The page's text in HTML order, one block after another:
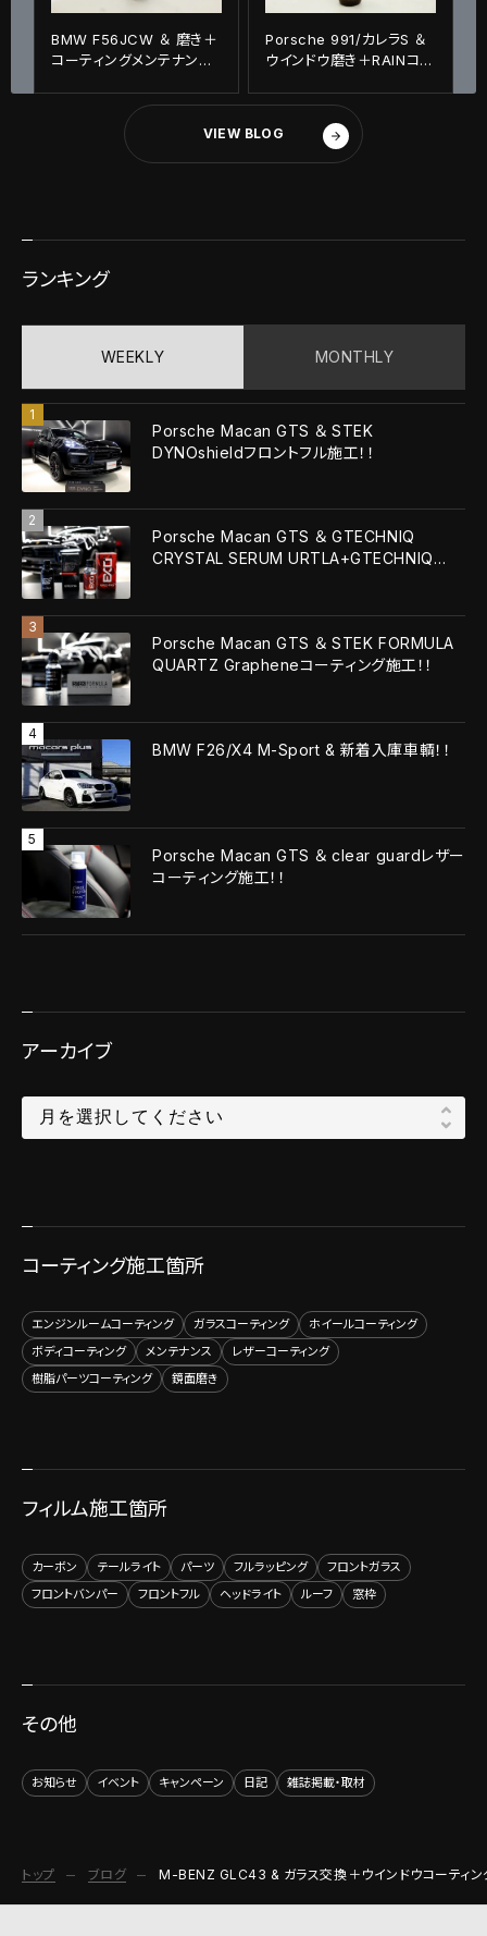
BMW F56JCW ＆ 磨き＋
コーティングメンテナンス
Porsche 991/カレラS ＆
ウインドウ磨き＋RAINコー
VIEW BLOG
ランキング
WEEKLY MONTHLY
Porsche Macan GTS ＆ STEK
DYNOshieldフロントフル施工！！
Porsche Macan GTS ＆ GTECHNIQ
CRYSTAL SERUM URTLA+GTECHNIQ
Porsche Macan GTS ＆ STEK FORMULA
QUARTZ Grapheneコーティング施工！！
BMW F26/X4 M-Sport & 新着入庫車輌！！
Porsche Macan GTS ＆ clear guardレザー
コーティング施工！！
アーカイブ
コーティング施工箇所
エンジンルームコーティング ガラスコーティング
ホイールコーティング
ボディコーティング
メンテナンス
レザーコーティング
樹脂パーツコーティング
鏡面磨き
フィルム施工箇所
カーボン テールライト パーツ フルラッピング
フロントガラス
フロントバンパー
フロントフル ヘッドライト ルーフ 窓枠
その他
お知らせ イベント キャンペーン 日記 雑誌掲載・取材
トップ ブログ M-BENZ GLC43 & ガラス交換＋ウインドウコーティン